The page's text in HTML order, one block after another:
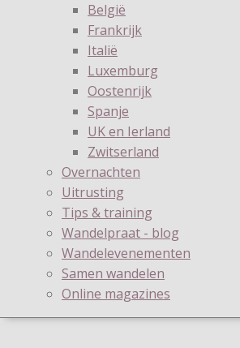
België
Frankrijk
Italië
Luxemburg
Oostenrijk
Spanje
UK en Ierland
Zwitserland
Overnachten
Uitrusting
Tips & training
Wandelpraat - blog
Wandelevenementen
Samen wandelen
Online magazines